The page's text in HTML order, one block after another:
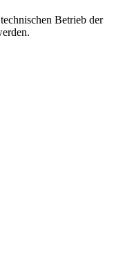
Betrieb der